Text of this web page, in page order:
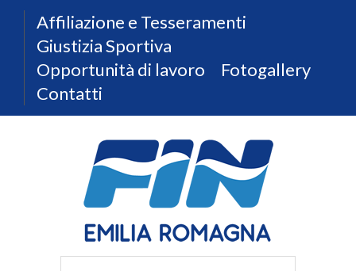
Affiliazione e Tesseramenti
Giustizia Sportiva
Opportunità di lavoro
Fotogallery
Contatti